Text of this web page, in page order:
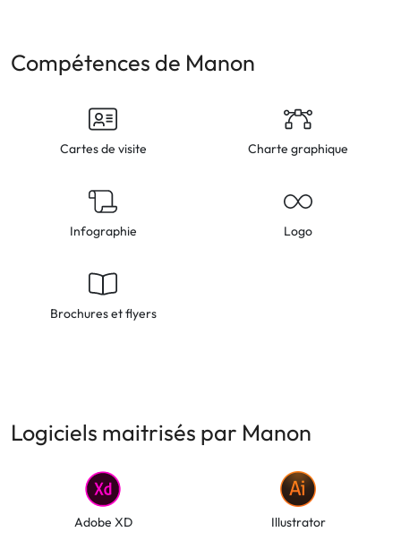
Compétences de Manon
Cartes de visite Charte graphique
Infographie Logo
Brochures et flyers
Logiciels maitrisés par Manon
Adobe XD Illustrator